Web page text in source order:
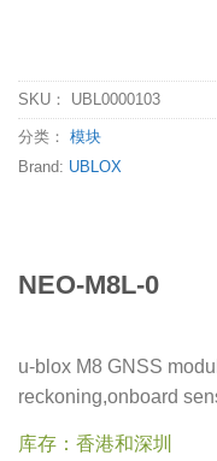
SKU： UBL0000103
分类： 模块
Brand: UBLOX
NEO-M8L-0
u-blox M8 GNSS
reckoning,onboard
库存：香港和深圳